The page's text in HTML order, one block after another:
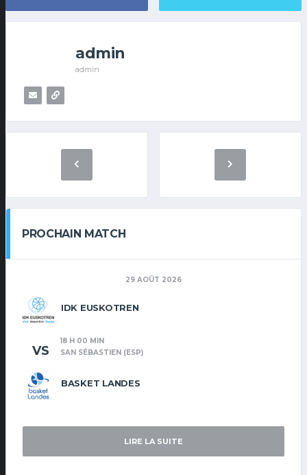
admin
admin
PROCHAIN MATCH
29 AOÛT 2026
IDK EUSKOTREN
BASKET LANDES
VS
18 H 00 MIN
SAN SÉBASTIEN (ESP)
LIRE LA SUITE